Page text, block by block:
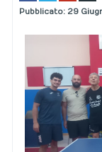
Pubblicato: 29